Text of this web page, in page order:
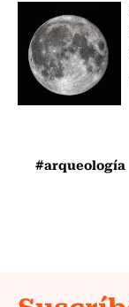
#arqueología